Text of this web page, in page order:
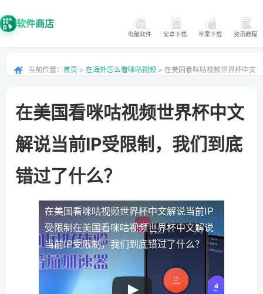
软件商店
电脑软件 安卓下载 苹果下载 资讯教程
当前位置： 首页 > 在海外怎么看咪咕视频 > 在美国看咪咕视频世界杯中文
在美国看咪咕视频世界杯中文
解说当前IP受限制，我们到底
错过了什么？
在美国看咪咕视频世界杯中文解说当前IP
受限制 在美国看咪咕视频世界杯中文解说
当前IP受限制，我们到底错过了什么？